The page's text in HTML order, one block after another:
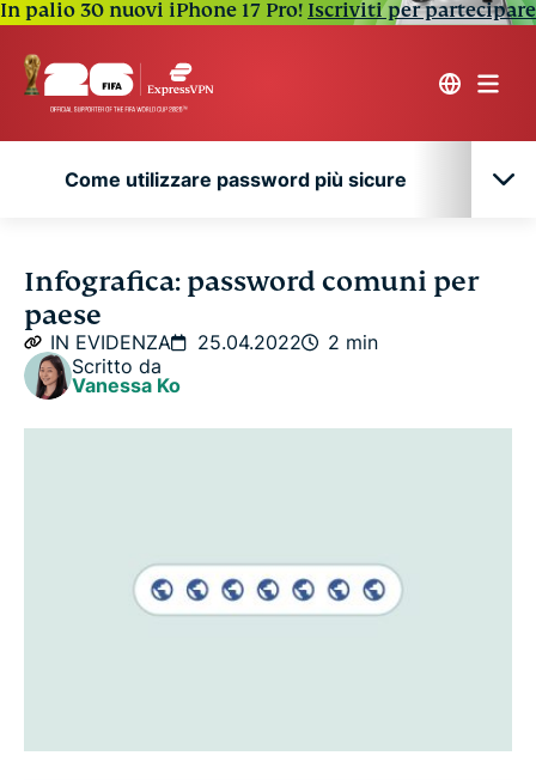
In palio 30 nuovi iPhone 17 Pro! Iscriviti per partecipare
Come utilizzare password più sicure
Come utilizzare password più sicure
Infografica: password comuni per
paese
IN EVIDENZA 25.04.2022
2 min
Scritto da
Vanessa Ko